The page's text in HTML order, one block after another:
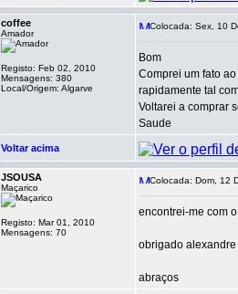
coffee
Amador
Registo: Feb 02, 2010
Mensagens: 380
Local/Origem: Algarve
Colocada: Sex, 10
Bom
Comprei um fato
rapidamente tal
Voltarei a comprar
Saude
Voltar acima
JSOUSA
Maçarico
Registo: Mar 01, 2010
Mensagens: 70
Colocada: Dom, 12
encontrei-me com
obrigado alexandre
abraços